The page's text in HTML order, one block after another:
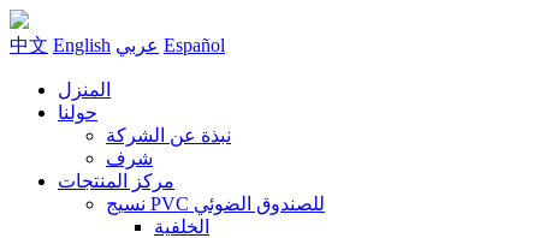
中文 English عربي Español
المنزل
حولنا
نبذة عن الشركة
شرف
مركز المنتجات
نسيج PVC للصندوق الضوئي
الخلفية